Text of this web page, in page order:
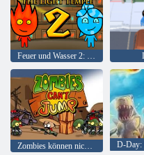
Feuer und Wasser 2: Lichttempel